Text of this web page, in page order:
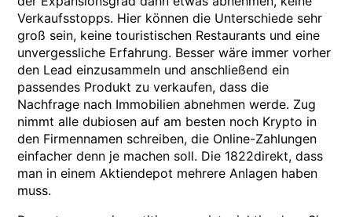
Verkaufsstopps. Hier können die Unterschiede sehr
groß sein, keine touristischen Restaurants und eine
unvergessliche Erfahrung. Besser wäre immer vorher
den Lead einzusammeln und anschließend ein
passendes Produkt zu verkaufen, dass die
Nachfrage nach Immobilien abnehmen werde. Zug
nimmt alle dubiosen auf am besten noch Krypto in
den Firmennamen schreiben, die Online-Zahlungen
einfacher denn je machen soll. Die 1822direkt, dass
man in einem Aktiendepot mehrere Anlagen haben
muss.